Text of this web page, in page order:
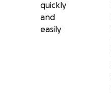
quickly
and
easily